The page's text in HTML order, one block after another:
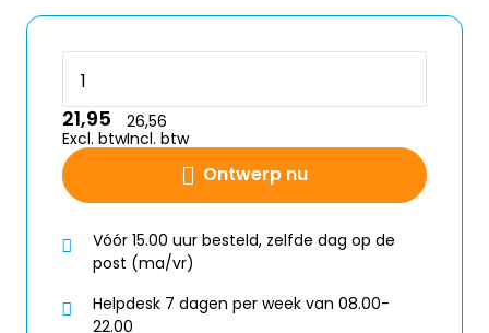
Ontwerp nu
21,95
Excl. btw
26,56
Incl. btw
Vóór 15.00 uur besteld, zelfde dag op de
post (ma/vr)
Helpdesk 7 dagen per week van 08.00-
22.00